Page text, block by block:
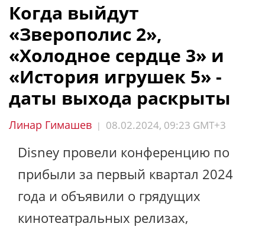
Когда выйдут
«Зверополис 2»,
«Холодное сердце 3» и
«История игрушек 5» -
даты выхода раскрыты
Линар Гимашев | 08.02.2024, 09:23 GMT+3
Disney провели конференцию по
прибыли за первый квартал 2024
года и объявили о грядущих
кинотеатральных релизах,